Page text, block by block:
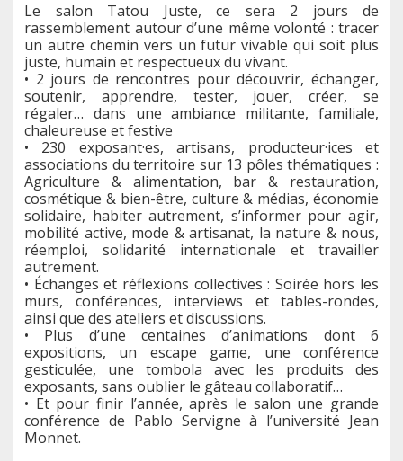
Le salon Tatou Juste, ce sera 2 jours de
rassemblement autour d’une même volonté : tracer
un autre chemin vers un futur vivable qui soit plus
juste, humain et respectueux du vivant.
• 2 jours de rencontres pour découvrir, échanger,
soutenir, apprendre, tester, jouer, créer, se
régaler… dans une ambiance militante, familiale,
chaleureuse et festive
• 230 exposant·es, artisans, producteur·ices et
associations du territoire sur 13 pôles thématiques :
Agriculture & alimentation, bar & restauration,
cosmétique & bien-être, culture & médias, économie
solidaire, habiter autrement, s’informer pour agir,
mobilité active, mode & artisanat, la nature & nous,
réemploi, solidarité internationale et travailler
autrement.
• Échanges et réflexions collectives : Soirée hors les
murs, conférences, interviews et tables-rondes,
ainsi que des ateliers et discussions.
• Plus d’une centaines d’animations dont 6
expositions, un escape game, une conférence
gesticulée, une tombola avec les produits des
exposants, sans oublier le gâteau collaboratif…
• Et pour finir l’année, après le salon une grande
conférence de Pablo Servigne à l’université Jean
Monnet.